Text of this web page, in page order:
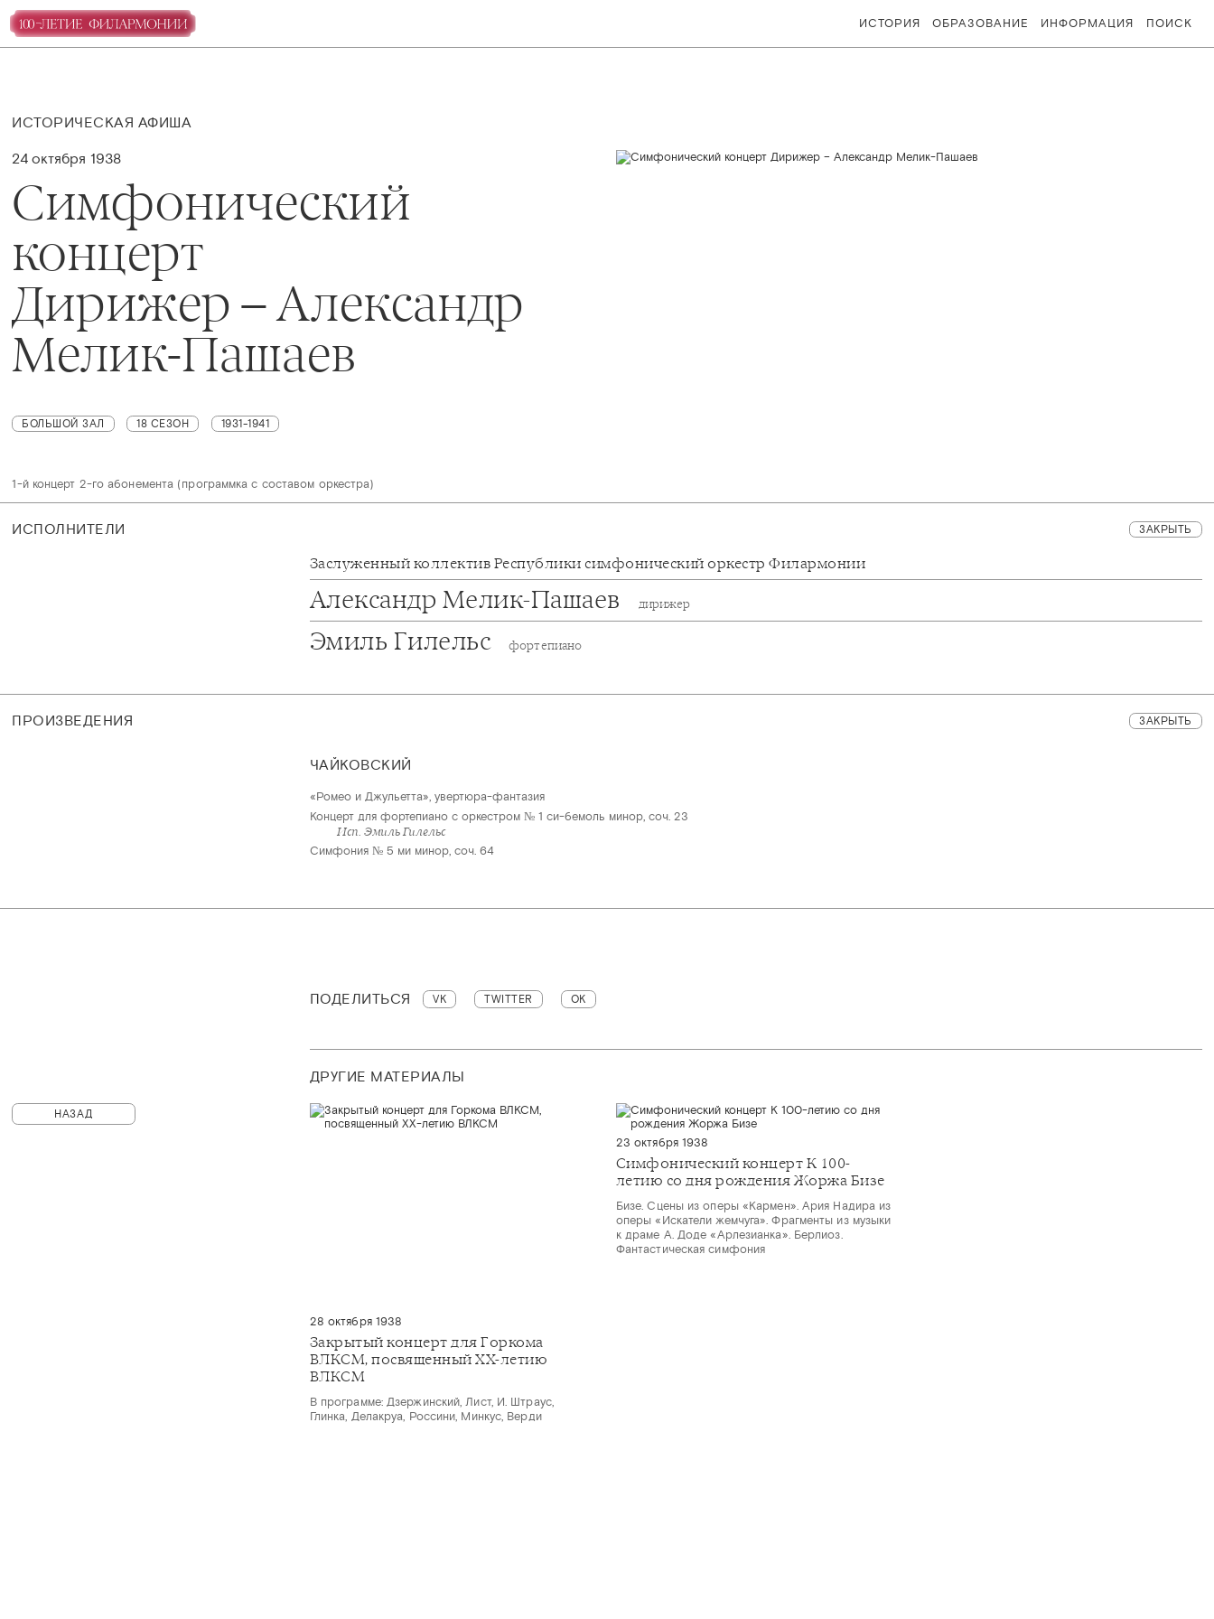
ИСТОРИЯ ОБРАЗОВАНИЕ ИНФОРМАЦИЯ ПОИСК
ИСТОРИЧЕСКАЯ АФИША
24 октября 1938
Симфонический
концерт
Дирижер – Александр
Мелик-Пашаев
БОЛЬШОЙ ЗАЛ 18 СЕЗОН 1931-1941
1-й концерт 2-го абонемента (программка с составом оркестра)
ИСПОЛНИТЕЛИ ЗАКРЫТЬ
Заслуженный коллектив Республики симфонический оркестр Филармонии
Александр Мелик-Пашаев дирижер
Эмиль Гилельс фортепиано
ПРОИЗВЕДЕНИЯ ЗАКРЫТЬ
ЧАЙКОВСКИЙ
«Ромео и Джульетта», увертюра-фантазия
Концерт для фортепиано с оркестром № 1 си-бемоль минор, соч. 23
Исп. Эмиль Гилельс
Симфония № 5 ми минор, соч. 64
ПОДЕЛИТЬСЯ VK TWITTER OK
ДРУГИЕ МАТЕРИАЛЫ
23 октября 1938
Симфонический концерт К 100-
летию со дня рождения Жоржа Бизе
Бизе. Сцены из оперы «Кармен». Ария Надира из
оперы «Искатели жемчуга». Фрагменты из музыки
к драме А. Доде «Арлезианка». Берлиоз.
Фантастическая симфония
28 октября 1938
Закрытый концерт для Горкома
ВЛКСМ, посвященный XX-летию
ВЛКСМ
В программе: Дзержинский, Лист, И. Штраус,
Глинка, Делакруа, Россини, Минкус, Верди
НАЗАД